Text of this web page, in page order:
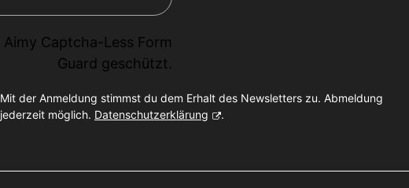
Aimy Captcha-Less Form
Guard geschützt.
Mit der Anmeldung stimmst du dem Erhalt des Newsletters zu. Abmeldung
jederzeit möglich. Datenschutzerklärung .